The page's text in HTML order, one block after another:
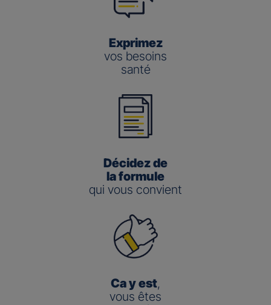
Exprimez
vos besoins
santé
Décidez de
la formule
qui vous convient
Ca y est,
vous êtes